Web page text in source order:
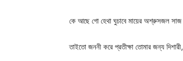
কে আছে গো হেথা ঘুচাবে মায়ের অশ্রুসজল সাজ
তাইতো জননী করে প্রতীক্ষা তোমার জন্য দিশারী,